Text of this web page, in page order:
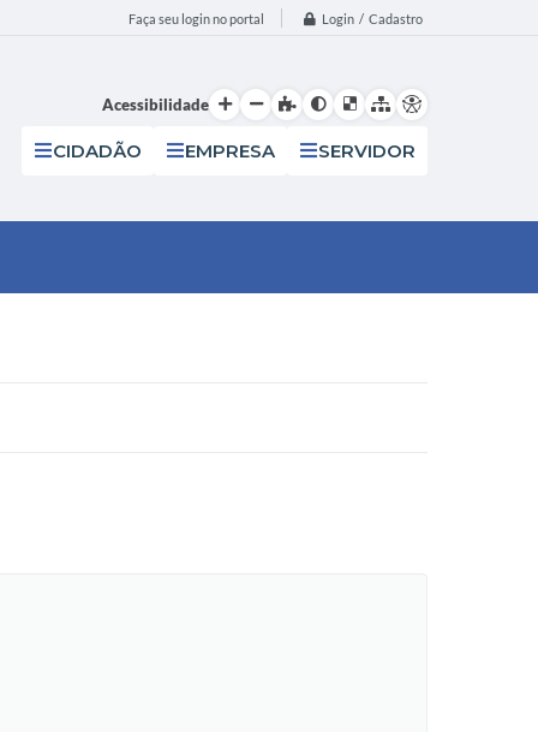
Faça seu login no portal Login / Cadastro
Acessibilidade
CIDADÃO EMPRESA SERVIDOR